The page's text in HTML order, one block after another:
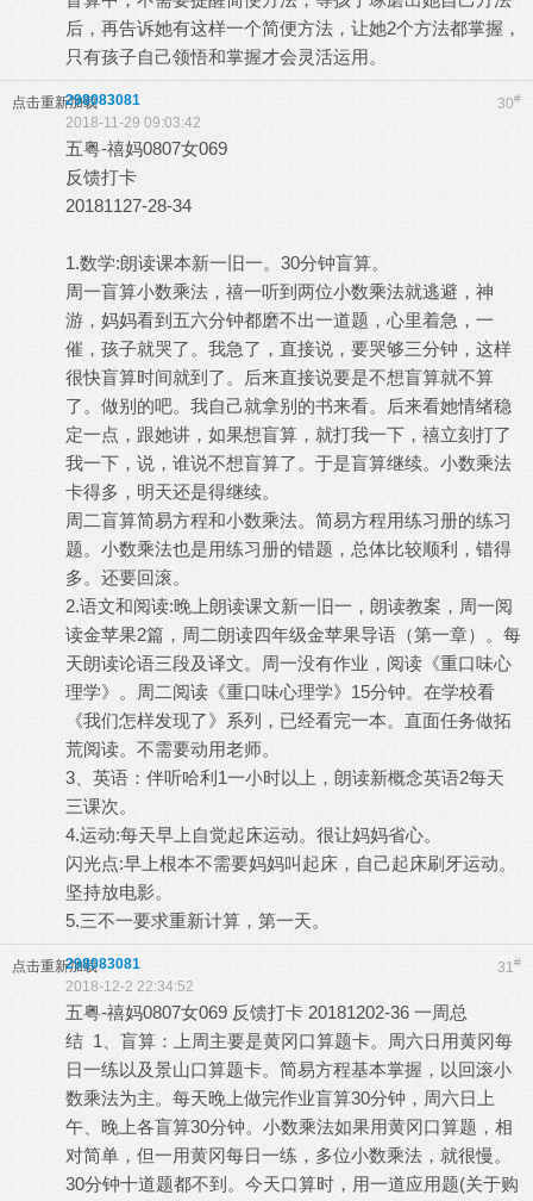
后，再告诉她有这样一个简便方法，让她2个方法都掌握，
只有孩子自己领悟和掌握才会灵活运用。
点击重新加载 30#
298083081
2018-11-29 09:03:42
五粤-禧妈0807女069
反馈打卡
20181127-28-34
1.数学:朗读课本新一旧一。30分钟盲算。
周一盲算小数乘法，禧一听到两位小数乘法就逃避，神
游，妈妈看到五六分钟都磨不出一道题，心里着急，一
催，孩子就哭了。我急了，直接说，要哭够三分钟，这样
很快盲算时间就到了。后来直接说要是不想盲算就不算
了。做别的吧。我自己就拿别的书来看。后来看她情绪稳
定一点，跟她讲，如果想盲算，就打我一下，禧立刻打了
我一下，说，谁说不想盲算了。于是盲算继续。小数乘法
卡得多，明天还是得继续。
周二盲算简易方程和小数乘法。简易方程用练习册的练习
题。小数乘法也是用练习册的错题，总体比较顺利，错得
多。还要回滚。
2.语文和阅读:晚上朗读课文新一旧一，朗读教案，周一阅
读金苹果2篇，周二朗读四年级金苹果导语（第一章）。每
天朗读论语三段及译文。周一没有作业，阅读《重口味心
理学》。周二阅读《重口味心理学》15分钟。在学校看
《我们怎样发现了》系列，已经看完一本。直面任务做拓
荒阅读。不需要动用老师。
3、英语：伴听哈利1一小时以上，朗读新概念英语2每天
三课次。
4.运动:每天早上自觉起床运动。很让妈妈省心。
闪光点:早上根本不需要妈妈叫起床，自己起床刷牙运动。
坚持放电影。
5.三不一要求重新计算，第一天。
点击重新加载 31#
298083081
2018-12-2 22:34:52
五粤-禧妈0807女069 反馈打卡 20181202-36 一周总
结 1、盲算：上周主要是黄冈口算题卡。周六日用黄冈每
日一练以及景山口算题卡。简易方程基本掌握，以回滚小
数乘法为主。每天晚上做完作业盲算30分钟，周六日上
午、晚上各盲算30分钟。小数乘法如果用黄冈口算题，相
对简单，但一用黄冈每日一练，多位小数乘法，就很慢。
30分钟十道题都不到。今天口算时，用一道应用题(关于购